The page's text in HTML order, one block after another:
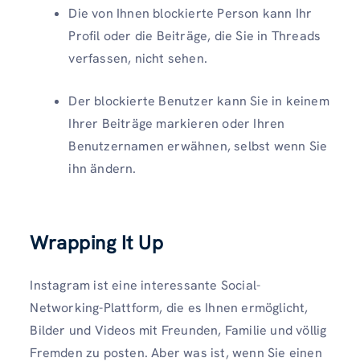
Die von Ihnen blockierte Person kann Ihr
Profil oder die Beiträge, die Sie in Threads
verfassen, nicht sehen.
Der blockierte Benutzer kann Sie in keinem
Ihrer Beiträge markieren oder Ihren
Benutzernamen erwähnen, selbst wenn Sie
ihn ändern.
Wrapping It Up
Instagram ist eine interessante Social-
Networking-Plattform, die es Ihnen ermöglicht,
Bilder und Videos mit Freunden, Familie und völlig
Fremden zu posten. Aber was ist, wenn Sie einen